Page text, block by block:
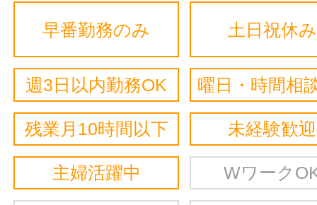
早番勤務のみ 土日祝休み
週3日以内勤務OK 曜日・時間相
残業月10時間以下 未経験歓迎
主婦活躍中 Wワーク